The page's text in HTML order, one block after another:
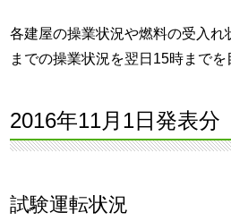
各建屋の操業状況や燃料の受入れ
までの操業状況を翌日15時までを
2016年11月1日発表分
試験運転状況